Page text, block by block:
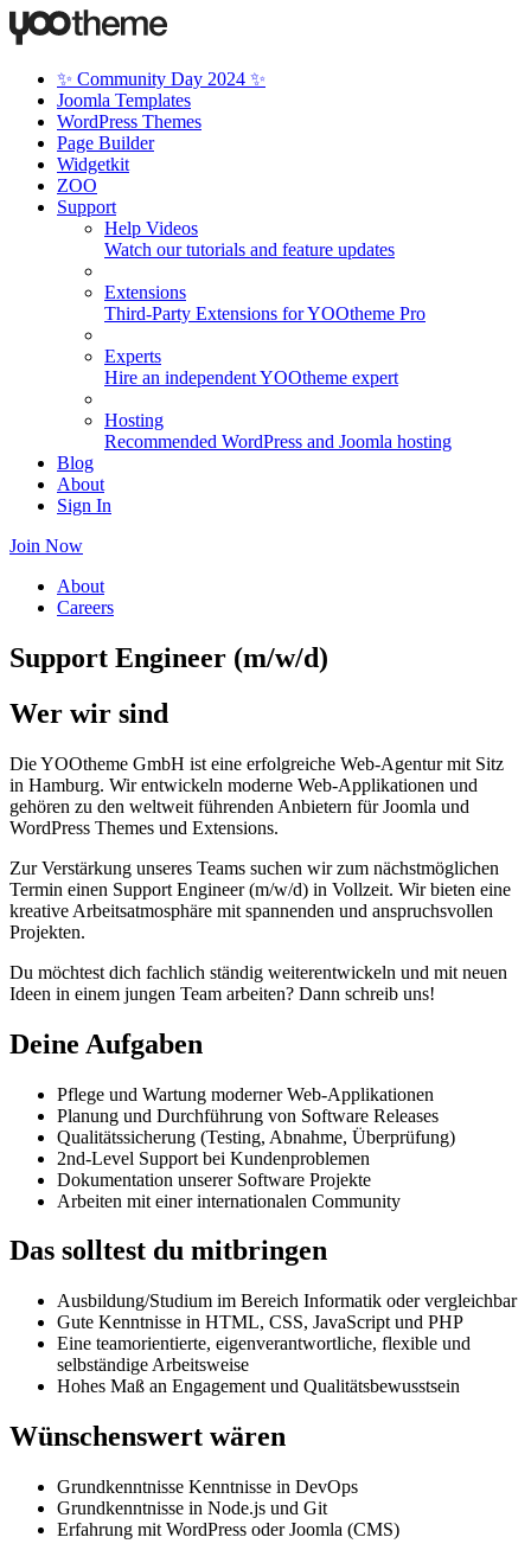
✨ Community Day 2024 ✨
Joomla Templates
WordPress Themes
Page Builder
Widgetkit
ZOO
Support
Help Videos
Watch our tutorials and feature updates
Extensions
Third-Party Extensions for YOOtheme Pro
Experts
Hire an independent YOOtheme expert
Hosting
Recommended WordPress and Joomla hosting
Blog
About
Sign In
Join Now
About
Careers
Support Engineer (m/w/d)
Wer wir sind
Die YOOtheme GmbH ist eine erfolgreiche Web-Agentur mit Sitz
in Hamburg. Wir entwickeln moderne Web-Applikationen und
gehören zu den weltweit führenden Anbietern für Joomla und
WordPress Themes und Extensions.
Zur Verstärkung unseres Teams suchen wir zum nächstmöglichen
Termin einen Support Engineer (m/w/d) in Vollzeit. Wir bieten eine
kreative Arbeitsatmosphäre mit spannenden und anspruchsvollen
Projekten.
Du möchtest dich fachlich ständig weiterentwickeln und mit neuen
Ideen in einem jungen Team arbeiten? Dann schreib uns!
Deine Aufgaben
Pflege und Wartung moderner Web-Applikationen
Planung und Durchführung von Software Releases
Qualitätssicherung (Testing, Abnahme, Überprüfung)
2nd-Level Support bei Kundenproblemen
Dokumentation unserer Software Projekte
Arbeiten mit einer internationalen Community
Das solltest du mitbringen
Ausbildung/Studium im Bereich Informatik oder vergleichbar
Gute Kenntnisse in HTML, CSS, JavaScript und PHP
Eine teamorientierte, eigenverantwortliche, flexible und
selbständige Arbeitsweise
Hohes Maß an Engagement und Qualitätsbewusstsein
Wünschenswert wären
Grundkenntnisse Kenntnisse in DevOps
Grundkenntnisse in Node.js und Git
Erfahrung mit WordPress oder Joomla (CMS)